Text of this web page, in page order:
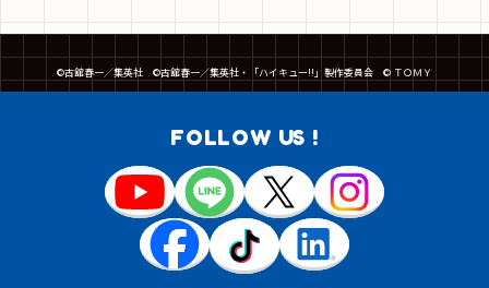
©古舘春一／集英社 ©古舘春一／集英社・「ハイキュー!!」製作委員会 © ＴＯＭＹ
FOLLOW US !